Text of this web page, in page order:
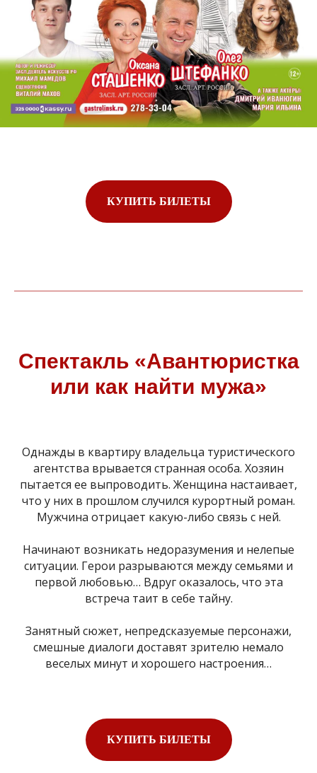
КУПИТЬ БИЛЕТЫ
Спектакль «Авантюристка
или как найти мужа»
Однажды в квартиру владельца туристического
агентства врывается странная особа. Хозяин
пытается ее выпроводить. Женщина настаивает,
что у них в прошлом случился курортный роман.
Мужчина отрицает какую-либо связь с ней.
Начинают возникать недоразумения и нелепые
ситуации. Герои разрываются между семьями и
первой любовью… Вдруг оказалось, что эта
встреча таит в себе тайну.
Занятный сюжет, непредсказуемые персонажи,
смешные диалоги доставят зрителю немало
веселых минут и хорошего настроения…
КУПИТЬ БИЛЕТЫ